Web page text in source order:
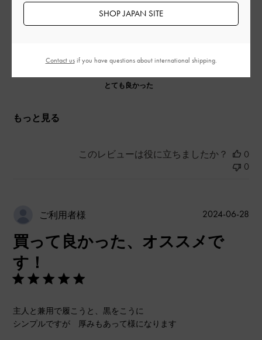
品質
とても良かった
もっと見る
このレビューは役に立ちましたか？
0
0
ご利用者様
買って良かった、オススメで
す！
主人と兼用で履こうと、黒をこうに
シンプルですが 厚みもあって様になります
公
2024-06-28
SHOP JAPAN SITE
Contact usif you have questions about international shipping.